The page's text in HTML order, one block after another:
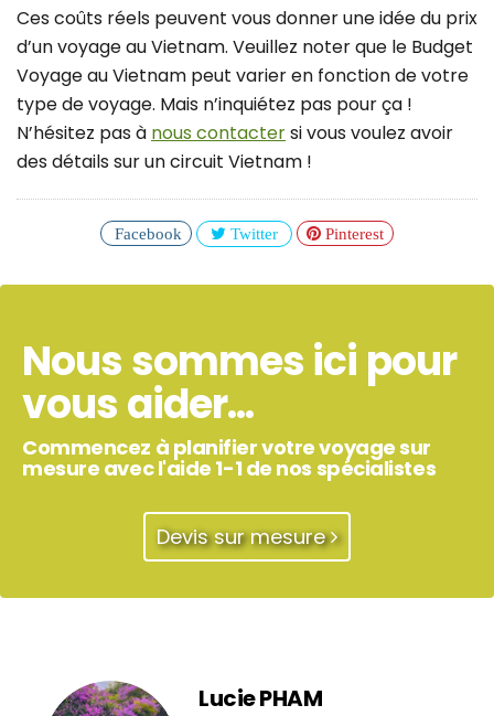
Ces coûts réels peuvent vous donner une idée du prix
d’un voyage au Vietnam. Veuillez noter que le Budget
Voyage au Vietnam peut varier en fonction de votre
type de voyage. Mais n’inquiétez pas pour ça !
N’hésitez pas à nous contactersi vous voulez avoir
des détails sur un circuit Vietnam !
Facebook Twitter Pinterest
Nous sommes ici pour
vous aider...
Commencez à planifier votre voyage sur
mesure avec l'aide 1-1 de nos spécialistes
Devis sur mesure
Lucie PHAM